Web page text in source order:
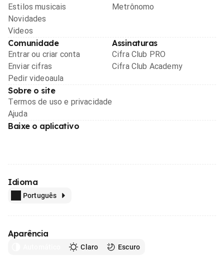
Estilos musicais
Novidades
Videos
Metrônomo
Comunidade
Entrar ou criar conta
Enviar cifras
Pedir videoaula
Assinaturas
Cifra Club PRO
Cifra Club Academy
Sobre o site
Termos de uso e privacidade
Ajuda
Baixe o aplicativo
Idioma
Português
Aparência
Claro Escuro